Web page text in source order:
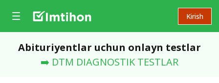
Kirish
Abituriyentlar uchun onlayn testlar
➡️ DTM DIAGNOSTIK TESTLAR